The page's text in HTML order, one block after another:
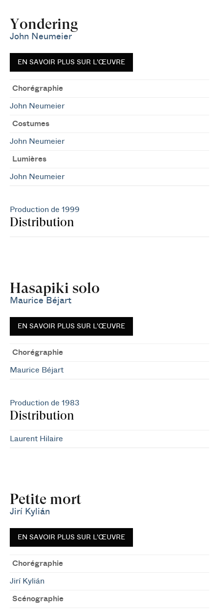
Yondering
John Neumeier
EN SAVOIR PLUS SUR L'ŒUVRE
Chorégraphie
John Neumeier
Costumes
John Neumeier
Lumières
John Neumeier
Production de 1999
Distribution
Hasapiki solo
Maurice Béjart
EN SAVOIR PLUS SUR L'ŒUVRE
Chorégraphie
Maurice Béjart
Production de 1983
Distribution
Laurent Hilaire
Petite mort
Jirí Kylián
EN SAVOIR PLUS SUR L'ŒUVRE
Chorégraphie
Jirí Kylián
Scénographie